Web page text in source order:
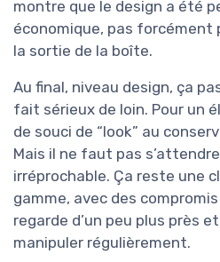
montre que le design a été
économique, pas forcément
la sortie de la boîte.
Au final, niveau design, ça
fait sérieux de loin. Pour un
de souci de “look” au
Mais il ne faut pas
irréprochable. Ça reste une
gamme, avec des
regarde d’un peu plus près
manipuler régulièrement.